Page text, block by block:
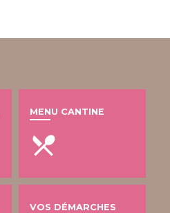
MENU CANTINE
local_dining
VOS DÉMARCHES